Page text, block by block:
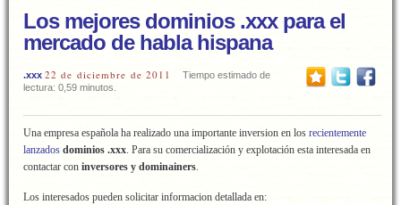
Los mejores dominios .xxx para el
mercado de habla hispana
.xxx 22 de diciembre de 2011
Tiempo estimado de
lectura: 0,59 minutos.
Una empresa española ha realizado una importante inversion en los recientemente
lanzados dominios .xxx. Para su comercialización y explotación esta interesada en
contactar con inversores y dominainers.
Los interesados pueden solicitar informacion detallada en: